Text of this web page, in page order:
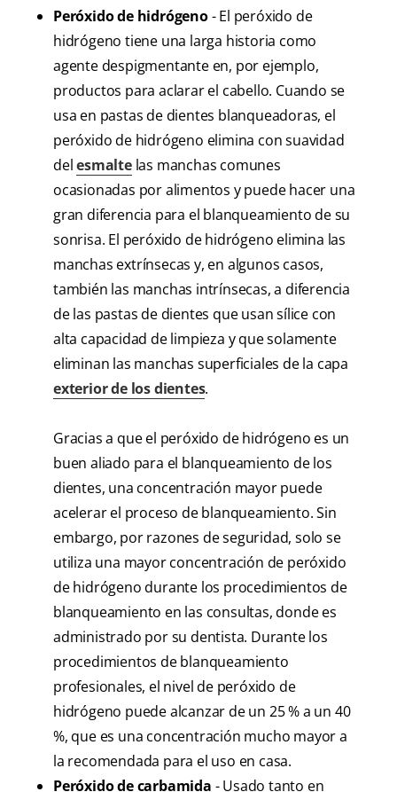
Peróxido de hidrógeno- El peróxido de
hidrógeno tiene una larga historia como
agente despigmentante en, por ejemplo,
productos para aclarar el cabello. Cuando se
usa en pastas de dientes blanqueadoras, el
peróxido de hidrógeno elimina con suavidad
delesmalte las manchas comunes
ocasionadas por alimentos y puede hacer una
gran diferencia para el blanqueamiento de su
sonrisa. El peróxido de hidrógeno elimina las
manchas extrínsecas y, en algunos casos,
también las manchas intrínsecas, a diferencia
de las pastas de dientes que usan sílice con
alta capacidad de limpieza y que solamente
eliminan las manchas superficiales de la capa
exterior de los dientes.
Gracias a que el peróxido de hidrógeno es un
buen aliado para el blanqueamiento de los
dientes, una concentración mayor puede
acelerar el proceso de blanqueamiento. Sin
embargo, por razones de seguridad, solo se
utiliza una mayor concentración de peróxido
de hidrógeno durante los procedimientos de
blanqueamiento en las consultas, donde es
administrado por su dentista. Durante los
procedimientos de blanqueamiento
profesionales, el nivel de peróxido de
hidrógeno puede alcanzar de un 25 % a un 40
%, que es una concentración mucho mayor a
la recomendada para el uso en casa.
Peróxido de carbamida - Usado tanto en